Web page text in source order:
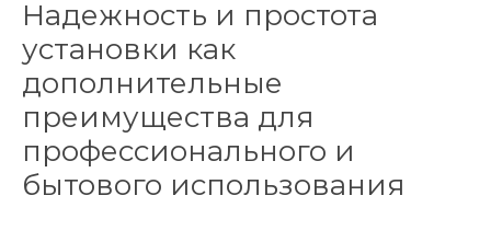
Надежность и простота
установки как
дополнительные
преимущества для
профессионального и
бытового использования